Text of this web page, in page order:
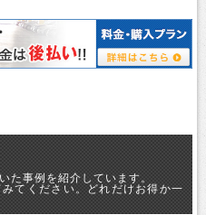
た事例を紹介しています。
てください。どれだけお得か一